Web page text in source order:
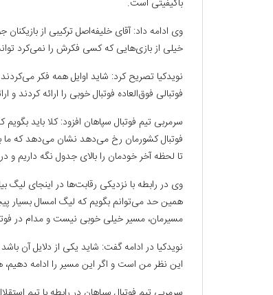
باکیفیتی است.
وی ادامه داد: آقای خلیفه‌اصل ترکیبی از
خیلی از بازی‌هایی که کسی فکرش را نمی‌کرد
نویدکیا تصریح کرد: شاید اوایل همه فکر
فوتبالی فوق‌العاده فوتبال خوبی را ارائه
سرمربی تیم فوتبال سپاهان افزود: کلا باید
فوتبال کشورمان رخ می‌دهد نشان می‌دهد که ما
تا لحظه آخر خودمان را بالای جدول نگه داریم
وی در رابطه با نزدیکی رقابت‌ها در اینجای لیگ
همین حد می‌توانم بگویم که لیگ امسال بسیار
مسیرمان، مسیر خیلی خوبی نیست و مدام در
نویدکیا در ادامه گفت: شاید یکی از دلایل آن
این نظر من است و اگر این مسیر را ادامه